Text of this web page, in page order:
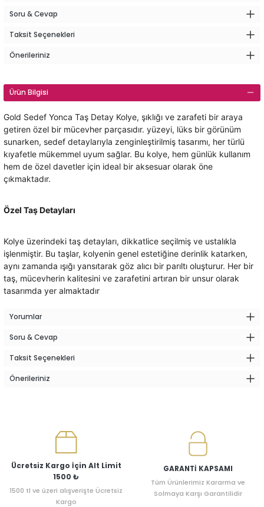
Soru & Cevap
Taksit Seçenekleri
Önerileriniz
Ürün Bilgisi
Gold Sedef Yonca Taş Detay Kolye, şıklığı ve zarafeti bir araya
getiren özel bir mücevher parçasıdır. yüzeyi, lüks bir görünüm
sunarken, sedef detaylarıyla zenginleştirilmiş tasarımı, her türlü
kıyafetle mükemmel uyum sağlar. Bu kolye, hem günlük kullanım
hem de özel davetler için ideal bir aksesuar olarak öne
çıkmaktadır.
Özel Taş Detayları
Kolye üzerindeki taş detayları, dikkatlice seçilmiş ve ustalıkla
işlenmiştir. Bu taşlar, kolyenin genel estetiğine derinlik katarken,
aynı zamanda ışığı yansıtarak göz alıcı bir parıltı oluşturur. Her bir
taş, mücevherin kalitesini ve zarafetini artıran bir unsur olarak
tasarımda yer almaktadır
Yorumlar
Soru & Cevap
Taksit Seçenekleri
Önerileriniz
Ücretsiz Kargo İçin Alt Limit
1500 ₺
1500 tl ve üzeri alışverişte Ücretsiz
Kargo
GARANTİ KAPSAMI
Tüm Ürünlerimiz Kararma ve
Solmaya Karşı Garantilidir